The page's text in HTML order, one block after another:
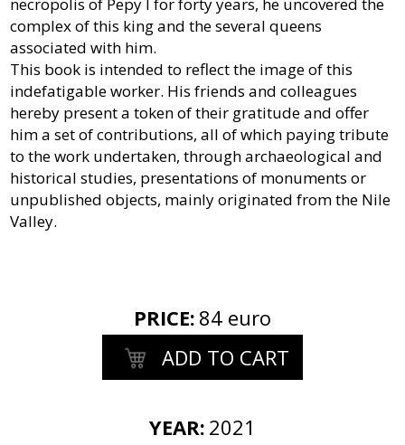
PRICE: 84 euro
ADD TO CART
YEAR: 2021
necropolis of Pepy I for forty years, he uncovered the
complex of this king and the several queens
associated with him.
This book is intended to reflect the image of this
indefatigable worker. His friends and colleagues
hereby present a token of their gratitude and offer
him a set of contributions, all of which paying tribute
to the work undertaken, through archaeological and
historical studies, presentations of monuments or
unpublished objects, mainly originated from the Nile
Valley.